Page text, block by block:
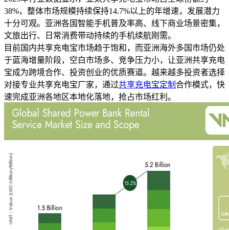
38%，整体市场规模持续保持14.7%以上的年增速，发展潜力
十分可观。亚洲各国智能手机普及率高、线下商业场景密集，
文旅出行、日常消费带动持续的手机续航刚需。
目前国内共享充电宝市场趋于饱和，而亚洲海外多国市场仍处
于蓝海增量阶段，空白市场多、竞争压力小，让亚洲共享充电
宝成为跨境合作、投资创业的优质赛道。越来越多投资者选择
对接专业共享充电宝厂家，通过共享充电宝定制 合作模式，快
速完成亚洲各地区本地化落地，抢占市场红利。